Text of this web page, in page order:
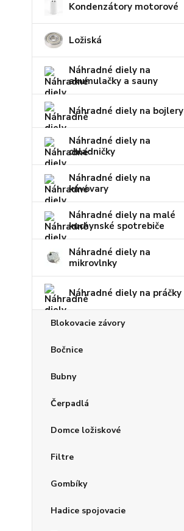
Kondenzátory motorové
Ložiská
Náhradné diely na
akumulačky a sauny
Náhradné diely na bojlery
Náhradné diely na
chladničky
Náhradné diely na
kávovary
Náhradné diely na malé
kuchynské spotrebiče
Náhradné diely na
mikrovlnky
Náhradné diely na práčky
Blokovacie závory
Bočnice
Bubny
Čerpadlá
Domce ložiskové
Filtre
Gombíky
Hadice spojovacie